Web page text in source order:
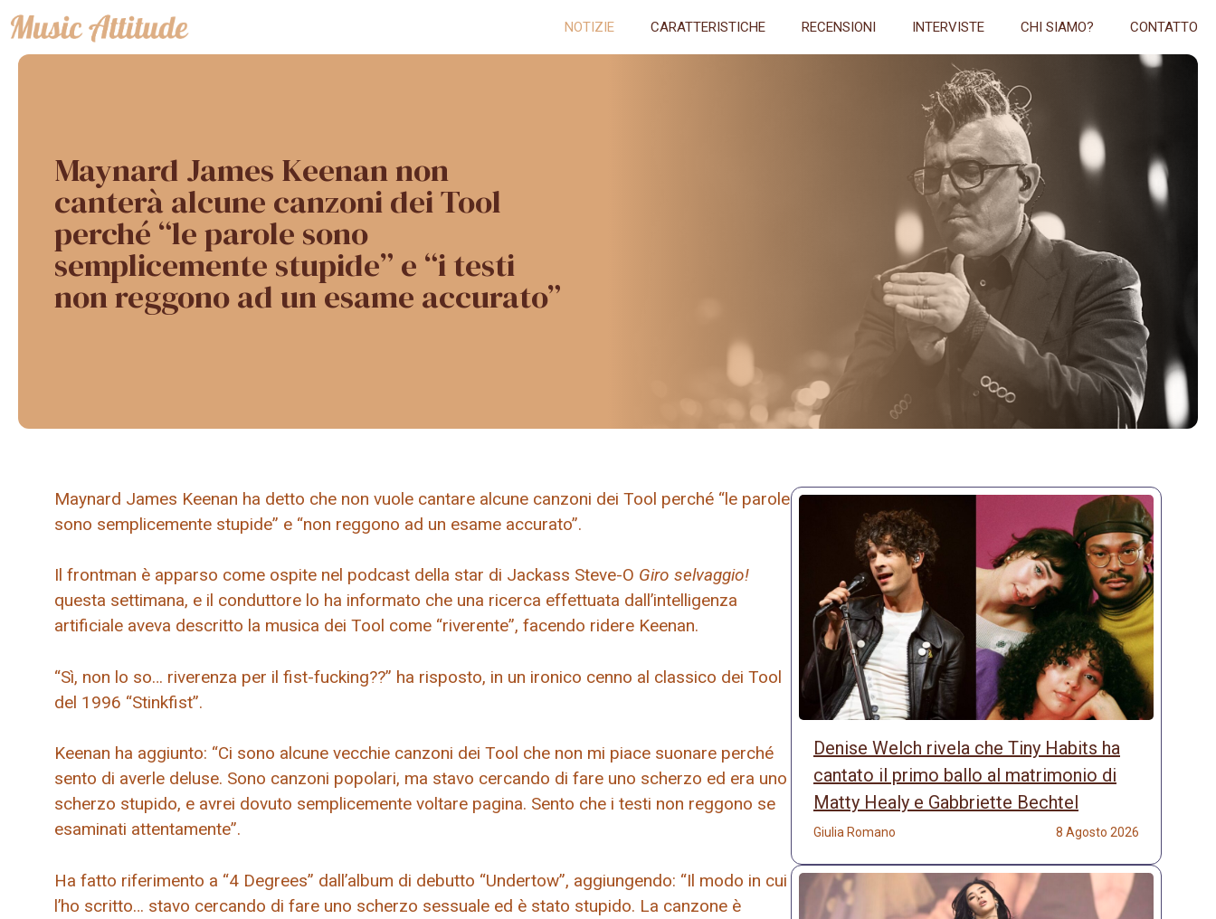
Vai
al
contenuto
NOTIZIE CARATTERISTICHE RECENSIONI INTERVISTE CHI SIAMO? CONTATTO
Maynard James Keenan non
canterà alcune canzoni dei Tool
perché “le parole sono
semplicemente stupide” e “i testi
non reggono ad un esame accurato”
Maynard James Keenan ha detto che non vuole cantare alcune canzoni dei Tool perché “le parole
sono semplicemente stupide” e “non reggono ad un esame accurato”.
Il frontman è apparso come ospite nel podcast della star di Jackass Steve-O Giro selvaggio!
questa settimana, e il conduttore lo ha informato che una ricerca effettuata dall’intelligenza
artificiale aveva descritto la musica dei Tool come “riverente”, facendo ridere Keenan.
“Sì, non lo so… riverenza per il fist-fucking??” ha risposto, in un ironico cenno al classico dei Tool
del 1996 “Stinkfist”.
Keenan ha aggiunto: “Ci sono alcune vecchie canzoni dei Tool che non mi piace suonare perché
sento di averle deluse. Sono canzoni popolari, ma stavo cercando di fare uno scherzo ed era uno
scherzo stupido, e avrei dovuto semplicemente voltare pagina. Sento che i testi non reggono se
esaminati attentamente”.
Ha fatto riferimento a “4 Degrees” dall’album di debutto “Undertow”, aggiungendo: “Il modo in cui
l’ho scritto… stavo cercando di fare uno scherzo sessuale ed è stato stupido. La canzone è
Denise Welch rivela che Tiny Habits ha
cantato il primo ballo al matrimonio di
Matty Healy e Gabbriette Bechtel
Giulia Romano 8 Agosto 2026